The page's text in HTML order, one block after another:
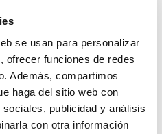
se usan para personalizar
ofrecer funciones de redes
Además, compartimos
haga del sitio web con
publicidad y análisis
con otra información